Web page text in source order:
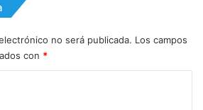
no será publicada. Los campos
con *